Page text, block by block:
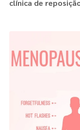
clínica de